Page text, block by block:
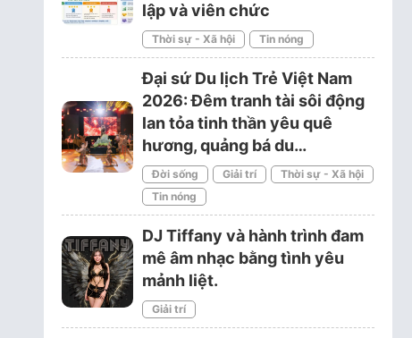
lập và viên chức
Thời sự - Xã hội Tin nóng
Đại sứ Du lịch Trẻ Việt Nam
2026: Đêm tranh tài sôi động
lan tỏa tinh thần yêu quê
hương, quảng bá du…
Đời sống Giải trí
Thời sự - Xã hội
Tin nóng
DJ Tiffany và hành trình đam
mê âm nhạc bằng tình yêu
mảnh liệt.
Giải trí